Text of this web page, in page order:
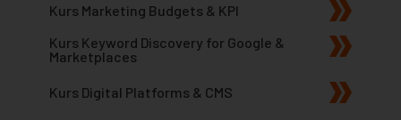
Kurs Marketing Budgets & KPI
Kurs Keyword Discovery for Google &
Marketplaces
Kurs Digital Platforms & CMS